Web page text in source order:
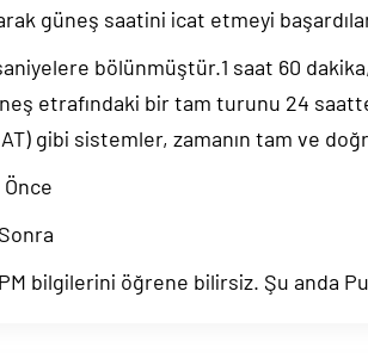
güneş saatini icat etmeyi
bölünmüştür.1 saat 60
etrafındaki bir tam turunu 24
gibi sistemler, zamanın tam ve
bilgilerini öğrene bilirsiz. Şu anda